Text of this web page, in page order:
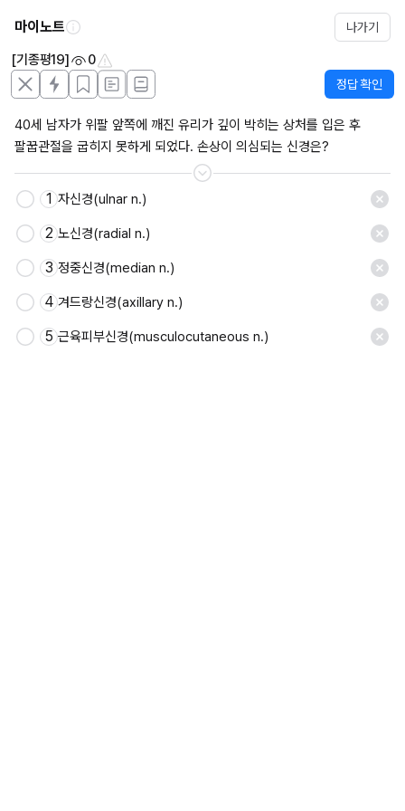
마이노트 나가기
[기종평19] 0
정답 확인
40세 남자가 위팔 앞쪽에 깨진 유리가 깊이 박히는 상처를 입은 후
팔꿉관절을 굽히지 못하게 되었다. 손상이 의심되는 신경은?
1 자신경(ulnar n.)
2 노신경(radial n.)
3 정중신경(median n.)
4 겨드랑신경(axillary n.)
5 근육피부신경(musculocutaneous n.)